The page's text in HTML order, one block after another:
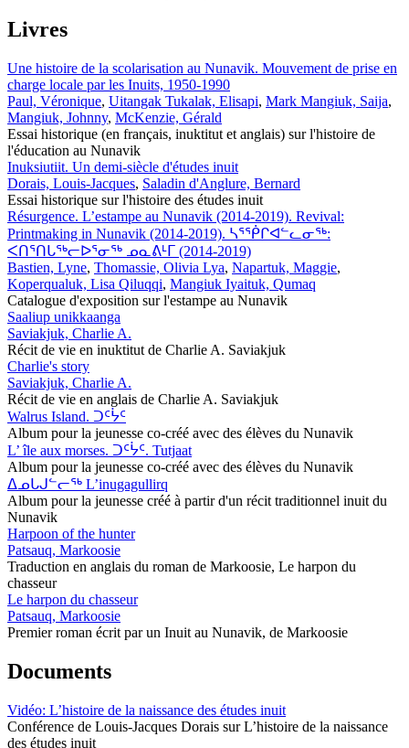
Livres
Une histoire de la scolarisation au Nunavik. Mouvement de prise en
charge locale par les Inuits, 1950-1990
Paul, Véronique, Uitangak Tukalak, Elisapi, Mark Mangiuk, Saija,
Mangiuk, Johnny, McKenzie, Gérald
Essai historique (en français, inuktitut et anglais) sur l'histoire de
l'éducation au Nunavik
Inuksiutiit. Un demi-siècle d'études inuit
Dorais, Louis-Jacques, Saladin d'Anglure, Bernard
Essai historique sur l'histoire des études inuit
Résurgence. L’estampe au Nunavik (2014-2019). Revival:
Printmaking in Nunavik (2014-2019). ᓴᕐᖀᒋᐊᓪᓚᓂᖅ:
ᐸᑎᕐᑎᒐᖅᓕᐅᕐᓂᖅ ᓄᓇᕕᒻᒥ (2014-2019)
Bastien, Lyne, Thomassie, Olivia Lya, Napartuk, Maggie,
Koperqualuk, Lisa Qiluqqi, Mangiuk Iyaituk, Qumaq
Catalogue d'exposition sur l'estampe au Nunavik
Saaliup unikkaanga
Saviakjuk, Charlie A.
Récit de vie en inuktitut de Charlie A. Saviakjuk
Charlie's story
Saviakjuk, Charlie A.
Récit de vie en anglais de Charlie A. Saviakjuk
Walrus Island. ᑐᑦᔮᑦ
Album pour la jeunesse co-créé avec des élèves du Nunavik
L’ île aux morses. ᑐᑦᔮᑦ. Tutjaat
Album pour la jeunesse co-créé avec des élèves du Nunavik
ᐃᓄᒐᒍᓪᓕᖅ L’inugagullirq
Album pour la jeunesse créé à partir d'un récit traditionnel inuit du
Nunavik
Harpoon of the hunter
Patsauq, Markoosie
Traduction en anglais du roman de Markoosie, Le harpon du
chasseur
Le harpon du chasseur
Patsauq, Markoosie
Premier roman écrit par un Inuit au Nunavik, de Markoosie
Documents
Vidéo: L’histoire de la naissance des études inuit
Conférence de Louis-Jacques Dorais sur L’histoire de la naissance
des études inuit